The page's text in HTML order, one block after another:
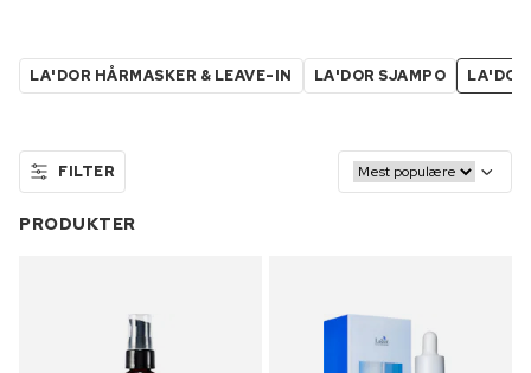
LA'DOR HÅRMASKER & LEAVE-IN LA'DOR SJAMPO LA'DOR
FILTER
PRODUKTER